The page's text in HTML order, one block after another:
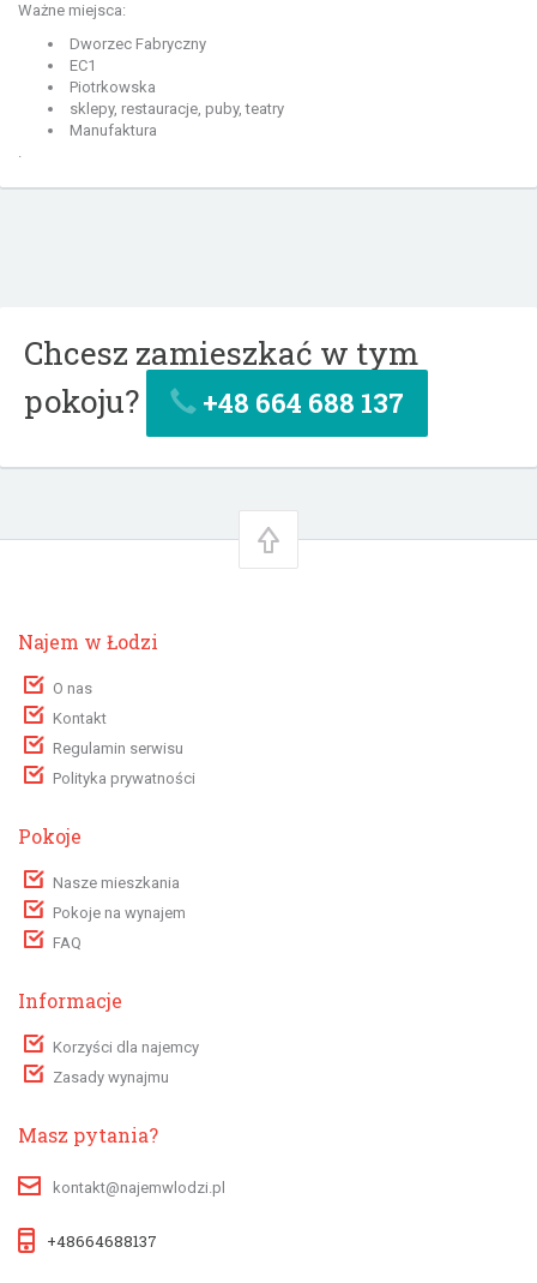
Ważne miejsca:
Dworzec Fabryczny
EC1
Piotrkowska
sklepy, restauracje, puby, teatry
Manufaktura
.
Chcesz zamieszkać w tym
pokoju?
+48 664 688 137
Najem w Łodzi
O nas
Kontakt
Regulamin serwisu
Polityka prywatności
Pokoje
Nasze mieszkania
Pokoje na wynajem
FAQ
Informacje
Korzyści dla najemcy
Zasady wynajmu
Masz pytania?
kontakt@najemwlodzi.pl
+48664688137